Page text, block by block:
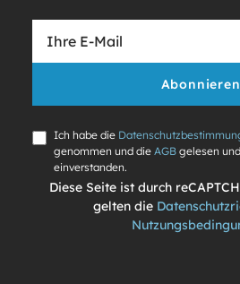
Abonnieren
Ich habe die
genommen und die AGB gelesen
einverstanden.
Diese Seite ist durch
gelten die